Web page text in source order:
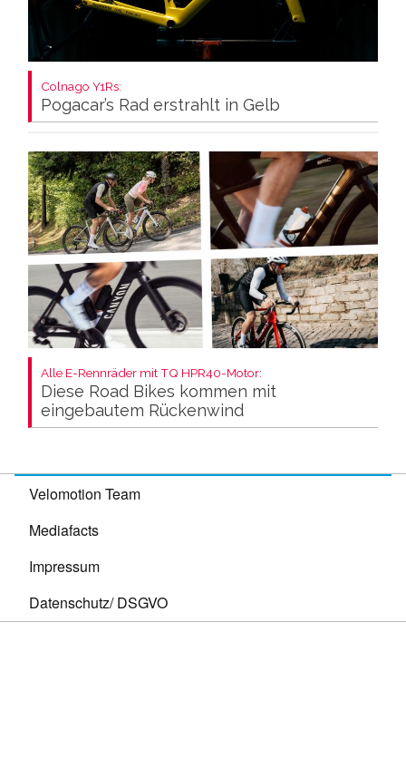
Colnago Y1Rs:
Pogacar’s Rad erstrahlt in Gelb
Alle E-Rennräder mit TQ HPR40-Motor:
Diese Road Bikes kommen mit
eingebautem Rückenwind
Velomotion Team
Mediafacts
Impressum
Datenschutz/ DSGVO